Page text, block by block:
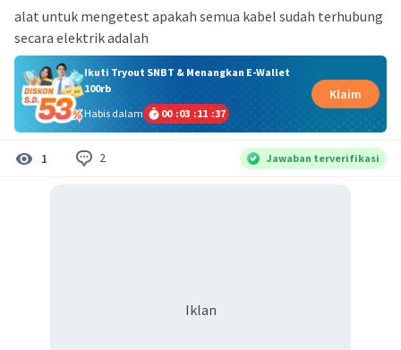
alat untuk mengetest apakah semua kabel sudah terhubung
secara elektrik adalah
Ikuti Tryout SNBT & Menangkan E-Wallet
100rb
Habis dalam
00 :03 :11 :36
Klaim
1 2 Jawaban terverifikasi
Iklan